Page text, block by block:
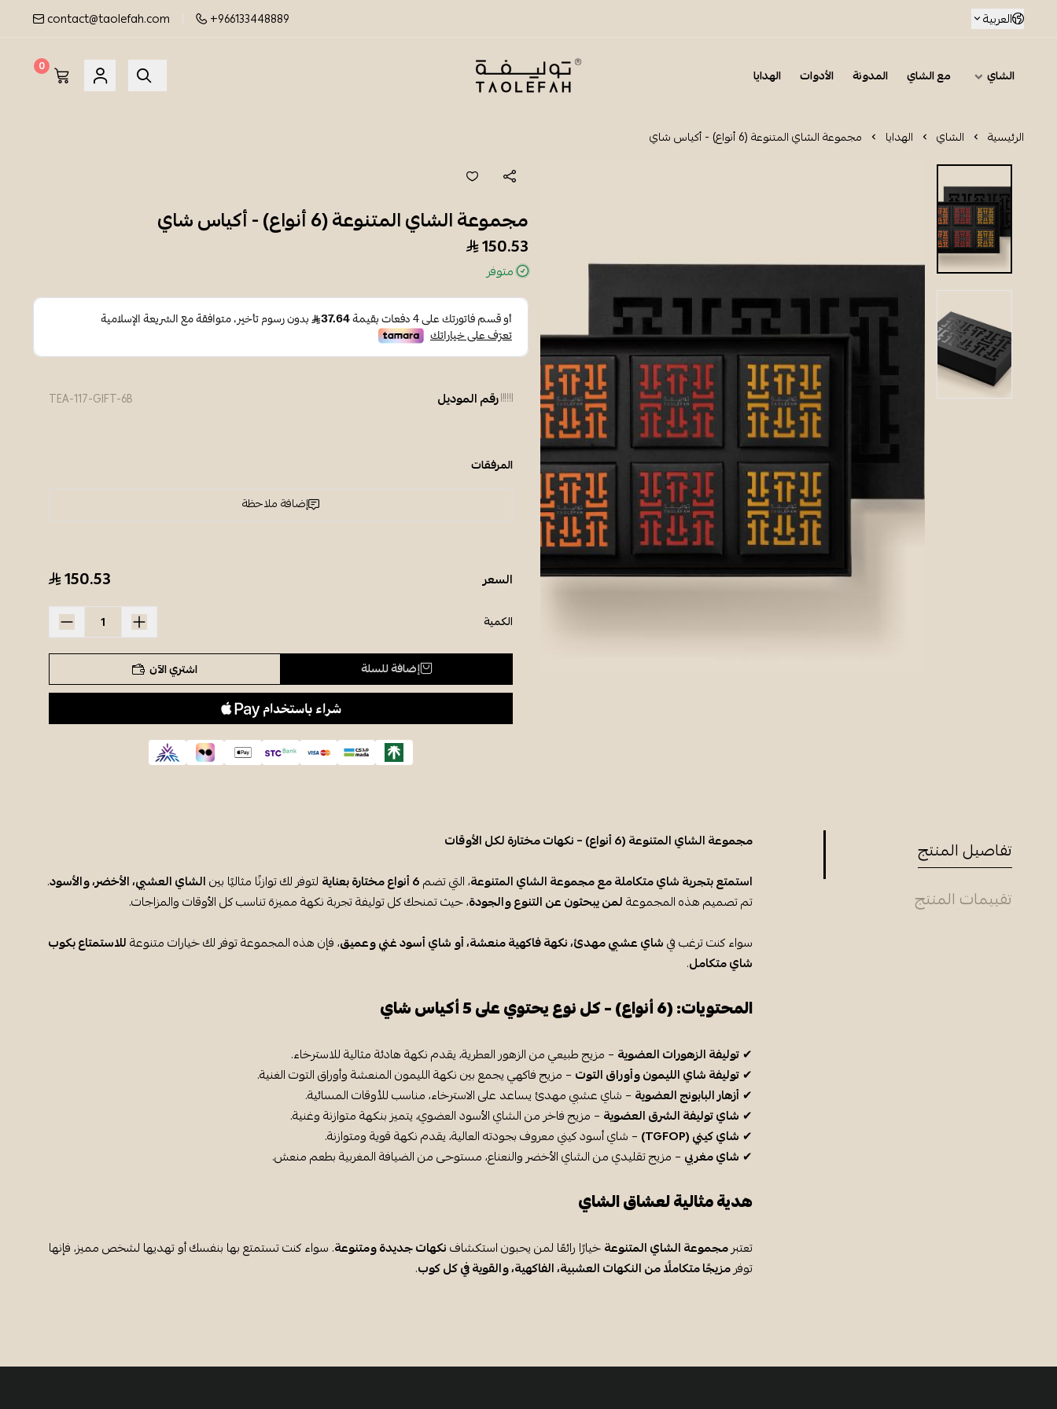
العربية +966133448889
contact@taolefah.com
الشاي مع الشاي المدونة الأدوات الهدايا شاي توليفة
0
الرئيسية الشاي الهدايا مجموعة الشاي المتنوعة (6 أنواع) - أكياس شاي
مجموعة الشاي المتنوعة (6 أنواع) - أكياس شاي
150.53
متوفر
رقم الموديل TEA-117-GIFT-6B
المرفقات
إضافة ملاحظة
السعر 150.53
الكمية
إضافة للسلة اشتري الآن
تفاصيل المنتج
تقييمات المنتج
مجموعة الشاي المتنوعة (6 أنواع) – نكهات مختارة لكل الأوقات
استمتع بتجربة شاي متكاملة مع مجموعة الشاي المتنوعة، التي تضم6 أنواع مختارة بعناية لتوفر لك توازنًا مثاليًا بينالشاي العشبي، الأخضر، والأسود.
تم تصميم هذه المجموعةلمن يبحثون عن التنوع والجودة، حيث تمنحك كل توليفة تجربة نكهة مميزة تناسب كل الأوقات والمزاجات.
سواء كنت ترغب فيشاي عشبي مهدئ، نكهة فاكهية منعشة، أو شاي أسود غني وعميق، فإن هذه المجموعة توفر لك خيارات متنوعةللاستمتاع بكوب
شاي متكامل.
المحتويات: (6 أنواع) – كل نوع يحتوي على 5 أكياس شاي
✔توليفة الزهورات العضوية – مزيج طبيعي من الزهور العطرية، يقدم نكهة هادئة مثالية للاسترخاء.
✔توليفة شاي الليمون وأوراق التوت – مزيج فاكهي يجمع بين نكهة الليمون المنعشة وأوراق التوت الغنية.
✔أزهار البابونج العضوية – شاي عشبي مهدئ يساعد على الاسترخاء، مناسب للأوقات المسائية.
✔ شاي توليفة الشرق العضوية – مزيج فاخر من الشاي الأسود العضوي، يتميز بنكهة متوازنة وغنية.
✔ شاي كيني (TGFOP)
– شاي أسود كيني معروف بجودته العالية، يقدم نكهة قوية ومتوازنة.
✔ شاي مغربي – مزيج تقليدي من الشاي الأخضر والنعناع، مستوحى من الضيافة المغربية بطعم منعش.
هدية مثالية لعشاق الشاي
تعتبرمجموعة الشاي المتنوعةخيارًا رائعًا لمن يحبون استكشافنكهات جديدة ومتنوعة. سواء كنت تستمتع بها بنفسك أو تهديها لشخص مميز، فإنها
توفرمزيجًا متكاملًا من النكهات العشبية، الفاكهية، والقوية في كل كوب.